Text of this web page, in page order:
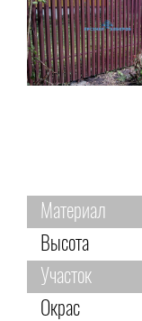
Материал
Высота
Участок
Окрас